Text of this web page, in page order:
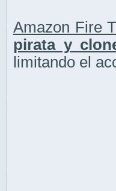
Amazon Fire
pirata y
limitando el